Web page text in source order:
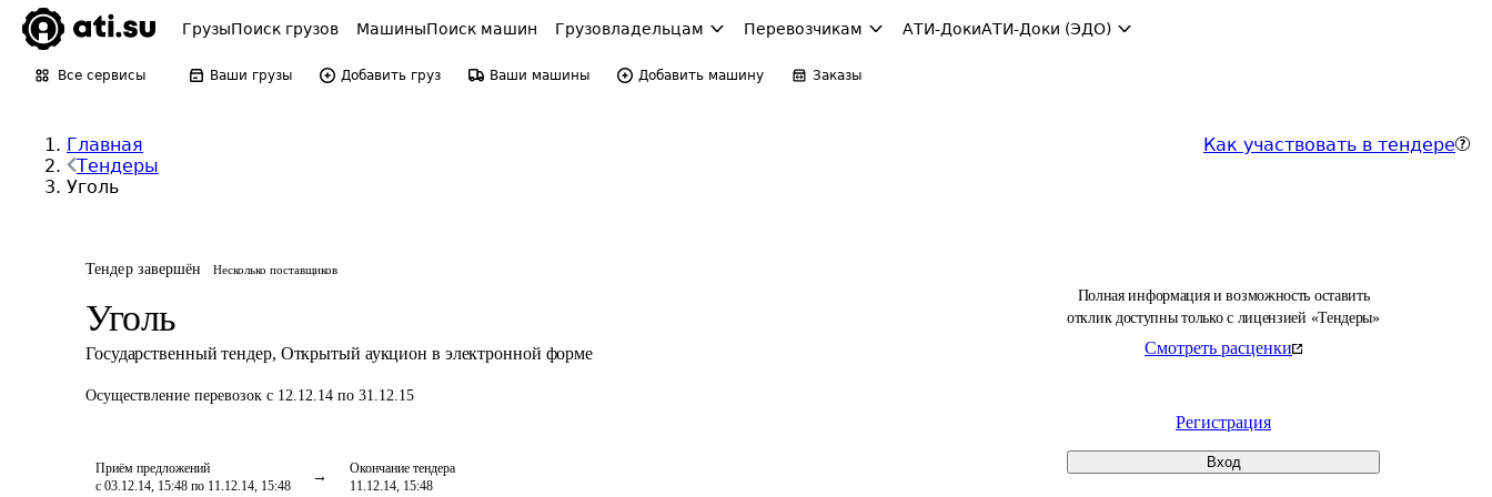
ГрузыПоиск грузов МашиныПоиск машин Грузовладельцам Перевозчикам АТИ-ДокиАТИ-Доки (ЭДО)
Все сервисы Ваши грузы Добавить груз Ваши машины Добавить машину Заказы
Главная
Тендеры
Уголь
Как участвовать в тендере
Тендер завершён Несколько поставщиков
Уголь
Государственный тендер, Открытый аукцион в электронной форме
Осуществление перевозок с 12.12.14 по 31.12.15
Приём предложений
с 03.12.14, 15:48 по 11.12.14, 15:48
Окончание тендера
11.12.14, 15:48
Полная информация и возможность оставить
отклик доступны только с лицензией «Тендеры»
Смотреть расценки
Регистрация
Вход